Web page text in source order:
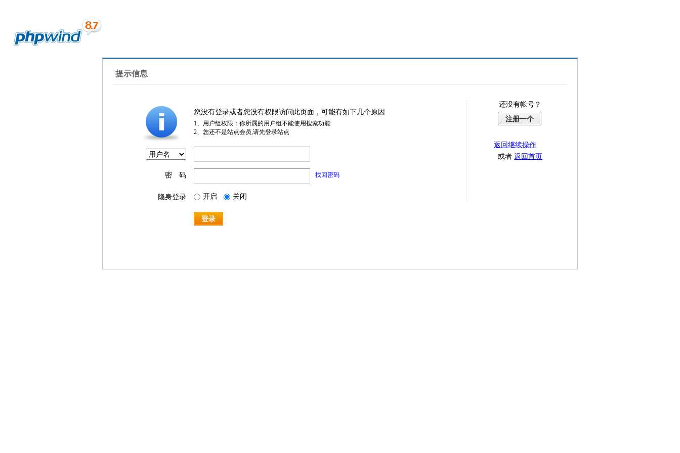
提示信息
您没有登录或者您没有权限访问此页面，可能有如下几个原因
1、用户组权限：你所属的用户组不能使用搜索功能
2、您还不是站点会员,请先登录站点
密 码 找回密码
隐身登录 开启 关闭
登录
还没有帐号？
注册一个
返回继续操作
或者返回首页